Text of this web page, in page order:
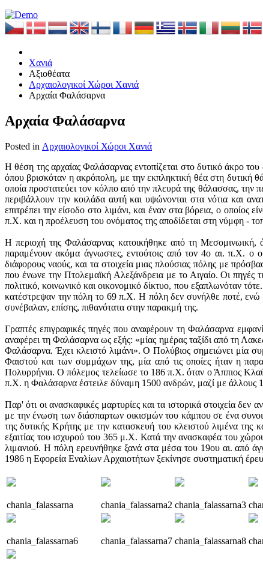
Χανιά
Αξιοθέατα
Αρχαιολογικοί Χώροι Χανιά
Αρχαία Φαλάσαρνα
Αρχαία Φαλάσαρνα
Posted in Αρχαιολογικοί Χώροι Χανιά
Η θέση της αρχαίας Φαλάσαρνας εντοπίζεται στο δυτικό άκρο
όπου βρισκόταν η ακρόπολη, με την εκπληκτική θέα στη δυτική
οποία προστατεύει τον κόλπο από την πλευρά της θάλασσας, την
περιβάλλουν την κοιλάδα αυτή και υψώνονται στα νότια και
επιτρέπει την είσοδο στο λιμάνι, και έναν στα βόρεια, ο
π.Χ. και η προέλευση του ονόματος της αποδίδεται στη νύμφη -
Η περιοχή της Φαλάσαρνας κατοικήθηκε από τη Μεσομινωική,
παραμένουν ακόμα άγνωστες, εντούτοις από τον 4ο αι. π.Χ. ο
διάφορους ναούς, και τα στοιχεία μιας πλούσιας πόλης με
που ένωνε την Πτολεμαϊκή Αλεξάνδρεια με το Αιγαίο. Οι πηγές
πολιτικό, κοινωνικό και οικονομικό δίκτυο, που εξαπλωνόταν
κατέστρεψαν την πόλη το 69 π.Χ. Η πόλη δεν συνήλθε ποτέ, ενώ
συνέβαλαν, επίσης, πιθανότατα στην παρακμή της.
Γραπτές επιγραφικές πηγές που αναφέρουν τη Φαλάσαρνα
αναφέρει τη Φαλάσαρνα ως εξής: «μίας ημέρας ταξίδι από τη
Φαλάσαρνα. Έχει κλειστό λιμάνι». Ο Πολύβιος σημειώνει μία
Φαιστού και των συμμάχων της, μία από τις οποίες ήταν η
Πολυρρήνια. Ο πόλεμος τελείωσε το 186 π.Χ. όταν ο Άππιος
π.Χ. η Φαλάσαρνα έστειλε δύναμη 1500 ανδρών, μαζί με άλλους
Παρ' ότι οι ανασκαφικές μαρτυρίες και τα ιστορικά στοιχεία
με την ένωση των διάσπαρτων οικισμών του κάμπου σε ένα
της δυτικής Κρήτης με την κατασκευή του κλειστού λιμένα
εξαιτίας του ισχυρού του 365 μ.Χ. Κατά την ανασκαφέα του
λιμανιού. Η πόλη ερευνήθηκε ξανά στα μέσα του 19ου αι. από
1986 η Εφορεία Εναλίων Αρχαιοτήτων ξεκίνησε συστηματική
chania_falassarna chania_falassarna2 chania_falassarna3
chania_falassarna6 chania_falassarna7 chania_falassarna8